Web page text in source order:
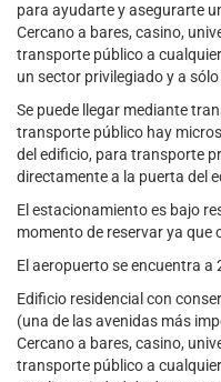
para ayudarte y asegurarte
Cercano a bares, casino,
transporte público a
un sector privilegiado y a
Se puede llegar mediante
transporte público hay
del edificio, para transporte
directamente a la puerta del
El estacionamiento es bajo
momento de reservar ya
El aeropuerto se encuentra a
Edificio residencial con
(una de las avenidas más
Cercano a bares, casino,
transporte público a